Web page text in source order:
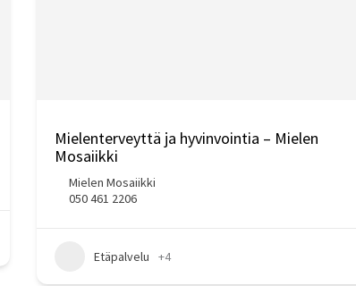
Mielenterveyttä ja hyvinvointia – Mielen
Mosaiikki
Mielen Mosaiikki
050 461 2206
Etäpalvelu +4